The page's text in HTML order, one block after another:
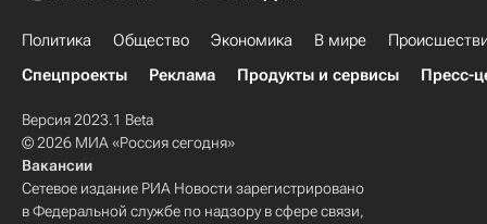
Политика Общество Экономика В мире
Спецпроекты
Реклама Продукты и сервисы Пресс-
Версия 2023.1 Beta
© 2026 МИА «Россия сегодня»
Вакансии
Сетевое издание РИА Новости зарегистрировано
в Федеральной службе по надзору в сфере связи,